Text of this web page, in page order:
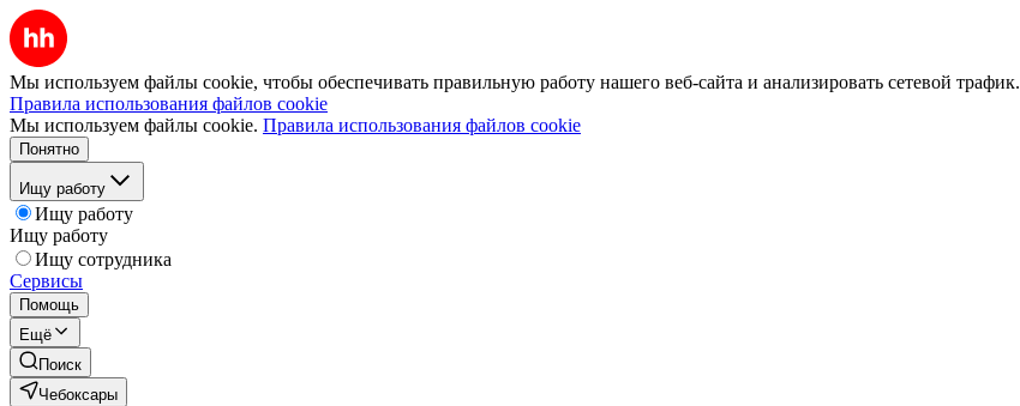
Мы используем файлы cookie, чтобы обеспечивать правильную работу нашего веб-сайта и анализировать сетевой трафик.
Правила использования файлов cookie
Мы используем файлы cookie. Правила использования файлов cookie
Понятно
Ищу работу
Ищу работу
Ищу работу
Ищу сотрудника
Сервисы
Помощь
Ещё
Поиск
Чебоксары